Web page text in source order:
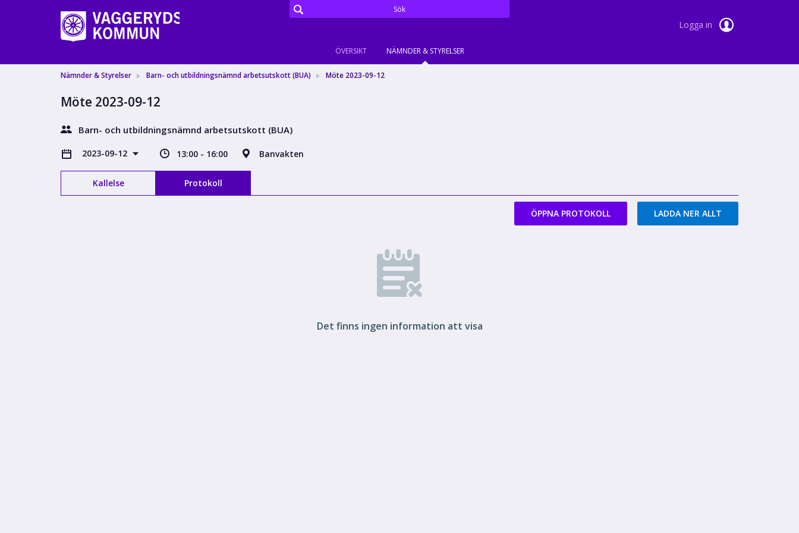
Logga in
ÖVERSIKT NÄMNDER & STYRELSER
Nämnder & Styrelser Barn- och utbildningsnämnd arbetsutskott (BUA) Möte 2023-09-12
Möte 2023-09-12
Barn- och utbildningsnämnd arbetsutskott (BUA)
2023-09-12 13:00 - 16:00 Banvakten
Kallelse Protokoll
ÖPPNA PROTOKOLL LADDA NER ALLT
Det finns ingen information att visa